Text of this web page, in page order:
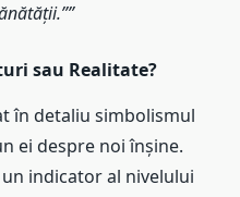
sau Realitate?
în detaliu simbolismul
ei despre noi înșine.
indicator al nivelului